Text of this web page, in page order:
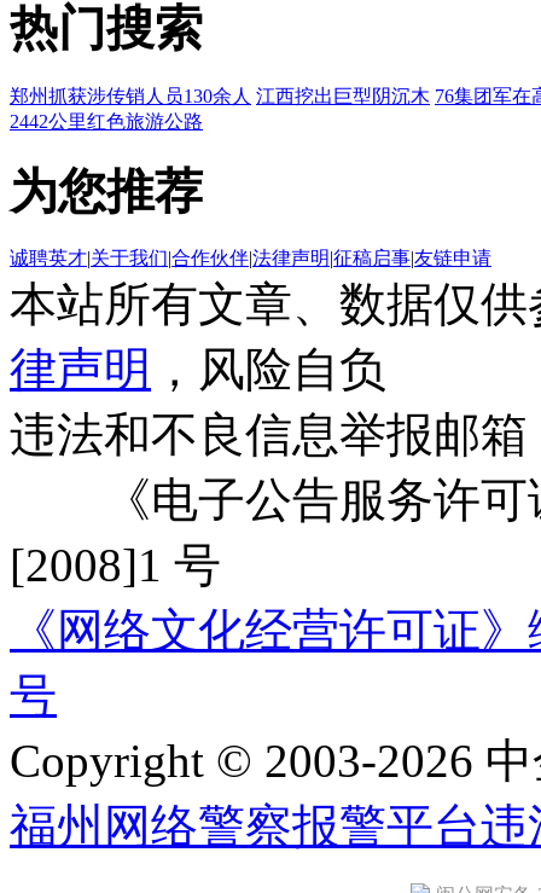
热门搜索
郑州抓获涉传销人员130余人 江西挖出巨型阴沉木 76集团军在
2442公里红色旅游公路
为您推荐
诚聘英才|关于我们|合作伙伴|法律声明|征稿启事|友链申请
本站所有文章、数据仅
律声明 ，风险自负
违法和不良信息举报邮箱
《电子公告服务许可
[2008]1 号
《网络文化经营许可证
号
Copyright © 2003-2026
福州网络警察报警平台违